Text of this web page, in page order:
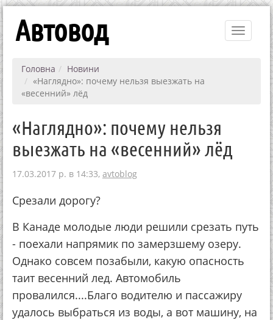
Toggle
Автовод
Головна
Новини
«Наглядно»: почему нельзя выезжать на
«весенний» лёд
«Наглядно»: почему нельзя
выезжать на «весенний» лёд
17.03.2017 р. в 14:33, avtoblog
Срезали дорогу?
В Канаде молодые люди решили срезать путь
- поехали напрямик по замерзшему озеру.
Однако совсем позабыли, какую опасность
таит весенний лед. Автомобиль
провалился....Благо водителю и пассажиру
удалось выбраться из воды, а вот машину, на